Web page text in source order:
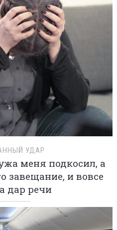
УДАР
меня подкосил, а
завещание, и вовсе
дар речи